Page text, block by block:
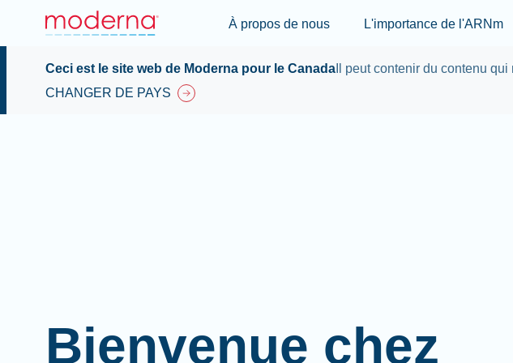
À propos de nous L'importance de l'ARNm
Ceci est le site web de Moderna pour le Canada Il peut contenir du contenu
CHANGER DE PAYS
Bienvenue chez